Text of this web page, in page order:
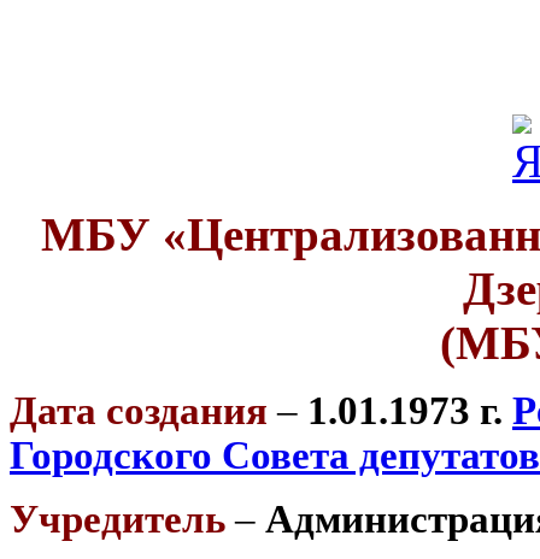
МБУ
Дата создания – 1.01.1973 г.
Городского Совета
Учредитель–